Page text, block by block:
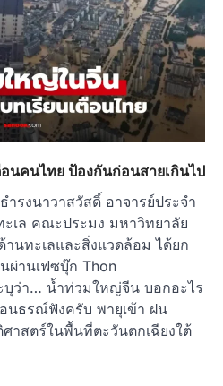
นคนไทย ป้องกันก่อนสายเกินไป
รงนาวาสวัสดิ์ อาจารย์ประจำ
เล คณะประมง มหาวิทยาลัย
นทะเลและสิ่งแวดล้อม ได้ยก
ผ่านเฟซบุ๊ก Thon
บุว่า… น้ำท่วมใหญ่จีน บอกอะไร
อนธรณ์ฟังครับ พายุเข้า ฝน
าสตร์ในพื้นที่ตะวันตกเฉียงใต้